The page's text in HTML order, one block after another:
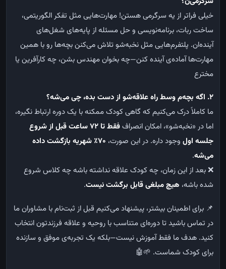
خیلی فراتر از یه سرگرمی هستن! مهارت‌هایی مثل تفکر الگوریتمی،
ساخت ربات، برنامه‌نویسی و حل مسئله از پایه‌های شغل‌های
آینده‌ان. پلتفرم‌هایی مثل نخبه‌شو تلاش می‌کنن بچه‌ها رو با همین
مهارت‌ها آماده‌ی آینده کنن—چه بخوان مهندس بشن، چه کارآفرین یا
مخترع
۲. اگه بچه‌م وسط راه علاقه‌شو از دست بده، چی می‌شه؟
ما کاملاً درک می‌کنیم که گاهی کودک ممکنه با یک دوره ارتباط نگیره،
اما در «نخبه‌شو»، امکان انصراف
فقط تا ۷۲ ساعت قبل از شروع
جلسه اول وجود داره. در این صورت،
۷۰٪ شهریه بازگشت داده
می‌شه.
❌ بعد از این زمان، چه کودک علاقه نداشته باشه چه کلاس شروع
شده باشه، هیچ مبلغی قابل برگشت نیست.
📌 برای اطمینان بیشتر، پیشنهاد می‌کنیم قبل از ثبت‌نام با مشاوران ما
در تماس باشید تا دوره‌ای متناسب با روحیه و علاقه فرزندتون انتخاب
کنید. هدف ما فقط آموزش نیست—بلکه یک تجربه‌ی موفق و سازنده
برای کودک شماست. 🌱🤖